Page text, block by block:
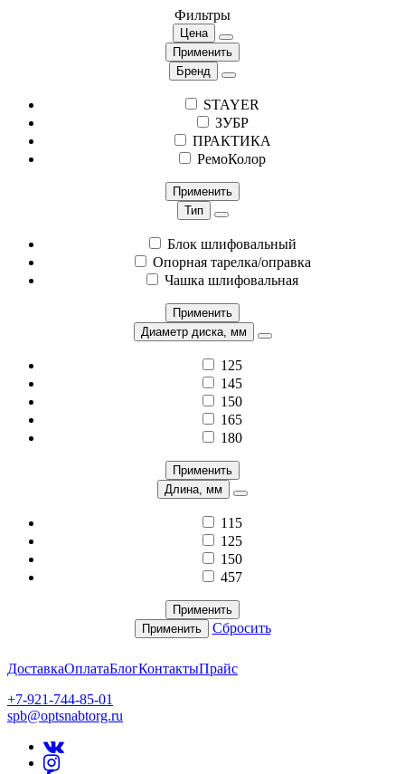
Фильтры
Цена
Применить
Бренд
STAYER
ЗУБР
ПРАКТИКА
РемоКолор
Применить
Тип
Блок шлифовальный
Опорная тарелка/оправка
Чашка шлифовальная
Применить
Диаметр диска, мм
125
145
150
165
180
Применить
Длина, мм
115
125
150
457
Применить
Применить
Сбросить
ДоставкаОплатаБлогКонтактыПрайс
+7-921-744-85-01
spb@optsnabtorg.ru